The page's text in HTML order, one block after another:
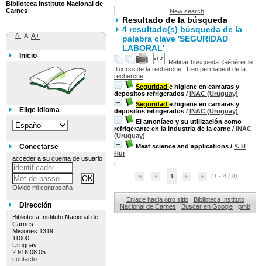
New search
Resultado de la búsqueda
4 resultado(s) búsqueda de la
palabra clave 'SEGURIDAD
LABORAL'
Refinar búsqueda Générer le
flux rss de la recherche
Lien permanent de la
recherche
Seguridad e higiene en camaras y
depositos refrigerados / INAC (Uruguay)
Seguridad e higiene en camaras y
depositos refrigerados / INAC (Uruguay)
El amoníaco y su utilización como
refrigerante en la industria de la carne / INAC
(Uruguay)
Meat science and applications / Y. H
Hui
1 (1 - 4 / 4)
Enlace hacia otro sitio
Biblioteca Instituto
Nacional de Carnes
Buscar en Google pmb
Biblioteca Instituto Nacional de
Carnes
A- A A+
Inicio
Elige idioma
Conectarse
acceder a su cuenta de usuario
Olvidé mi contraseña
Dirección
Biblioteca Instituto Nacional de
Carnes
Misiones 1319
11000
Uruguay
2 916 08 05
contacto